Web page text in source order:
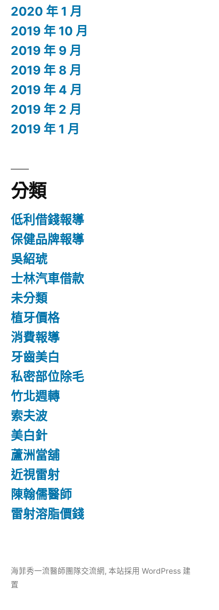
2020 年 1 月
2019 年 10 月
2019 年 9 月
2019 年 8 月
2019 年 4 月
2019 年 2 月
2019 年 1 月
分類
低利借錢報導
保健品牌報導
吳紹琥
士林汽車借款
未分類
植牙價格
消費報導
牙齒美白
私密部位除毛
竹北週轉
索夫波
美白針
蘆洲當舖
近視雷射
陳翰儒醫師
雷射溶脂價錢
海菲秀一流醫師團隊交流網, 本站採用 WordPress 建
置